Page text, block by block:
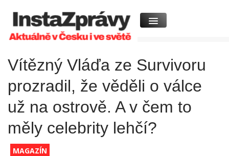
Vítězný Vláďa ze Survivoru
prozradil, že věděli o válce
už na ostrově. A v čem to
měly celebrity lehčí?
MAGAZÍN